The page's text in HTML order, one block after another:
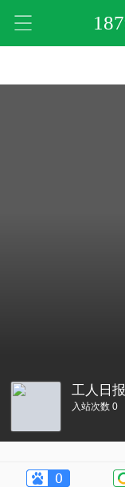
工人日报
入站次数 0